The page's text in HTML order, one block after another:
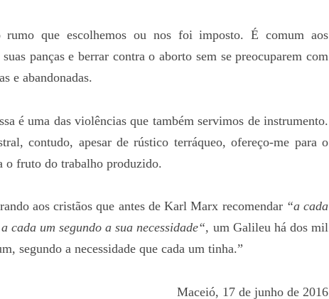
rumo que escolhemos ou nos foi imposto. É comum aos
panças e berrar contra o aborto sem se preocuparem com
e abandonadas.
é uma das violências que também servimos de instrumento.
contudo, apesar de rústico terráqueo, ofereço-me para o
o fruto do trabalho produzido.
aos cristãos que antes de Karl Marx recomendar “a cada
a cadaum segundo a sua necessidade“, um Galileu há dos mil
segundo a necessidade que cada um tinha.”
Maceió, 17 de junho de 2016